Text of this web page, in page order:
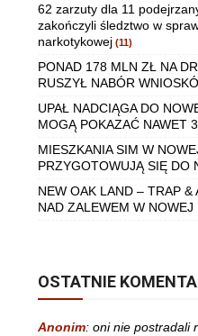
62 zarzuty dla 11
zakończyli śledztwo w
narkotykowej (11)
PONAD 178 MLN ZŁ NA
RUSZYŁ NABÓR
UPAŁ NADCIĄGA DO
MOGĄ POKAZAĆ NAWET
MIESZKANIA SIM W
PRZYGOTOWUJĄ SIĘ DO
NEW OAK LAND – TRAP &
NAD ZALEWEM W NOWEJ
OSTATNIE
Anonim: oni nie postradali